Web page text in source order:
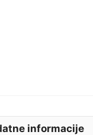
informacije